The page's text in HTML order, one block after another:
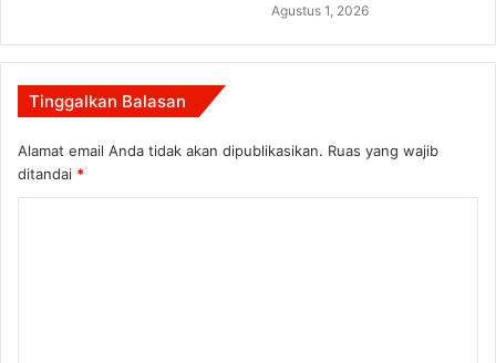
Agustus 1, 2026
Tinggalkan Balasan
Alamat email Anda tidak akan dipublikasikan. Ruas yang wajib
ditandai *